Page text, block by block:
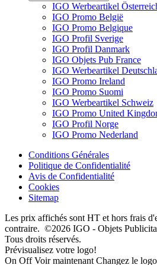
IGO Werbeartikel
IGO Promo België
IGO Promo Belgique
IGO Profil Sverige
IGO Profil Danmark
IGO Objets Pub France
IGO Werbeartikel
IGO Promo Ireland
IGO Promo Suomi
IGO Werbeartikel Schweiz
IGO Promo United
IGO Profil Norge
IGO Promo Nederland
Conditions Générales
Politique de Confidentialité
Avis de Confidentialité
Cookies
Sitemap
Les prix affichés sont HT et hors frais
contraire. ©2026 IGO - Objets
Tous droits réservés.
Prévisualisez votre logo!
On Off Voir maintenant Changez le logo